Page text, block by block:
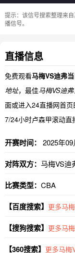
提示：该信号搜索整理来
播信号。
直播信息
免费观看马梅VS迪弗
地址，最佳马梅VS迪
面或进入24直播网首
7/24小时卢森甲滚动直
开赛时间： 2025年
对阵双方： 马梅VS迪
比赛类型： CBA
【百度搜索】 更多马
【搜狗搜索】 更多马
【360搜索】 更多马梅